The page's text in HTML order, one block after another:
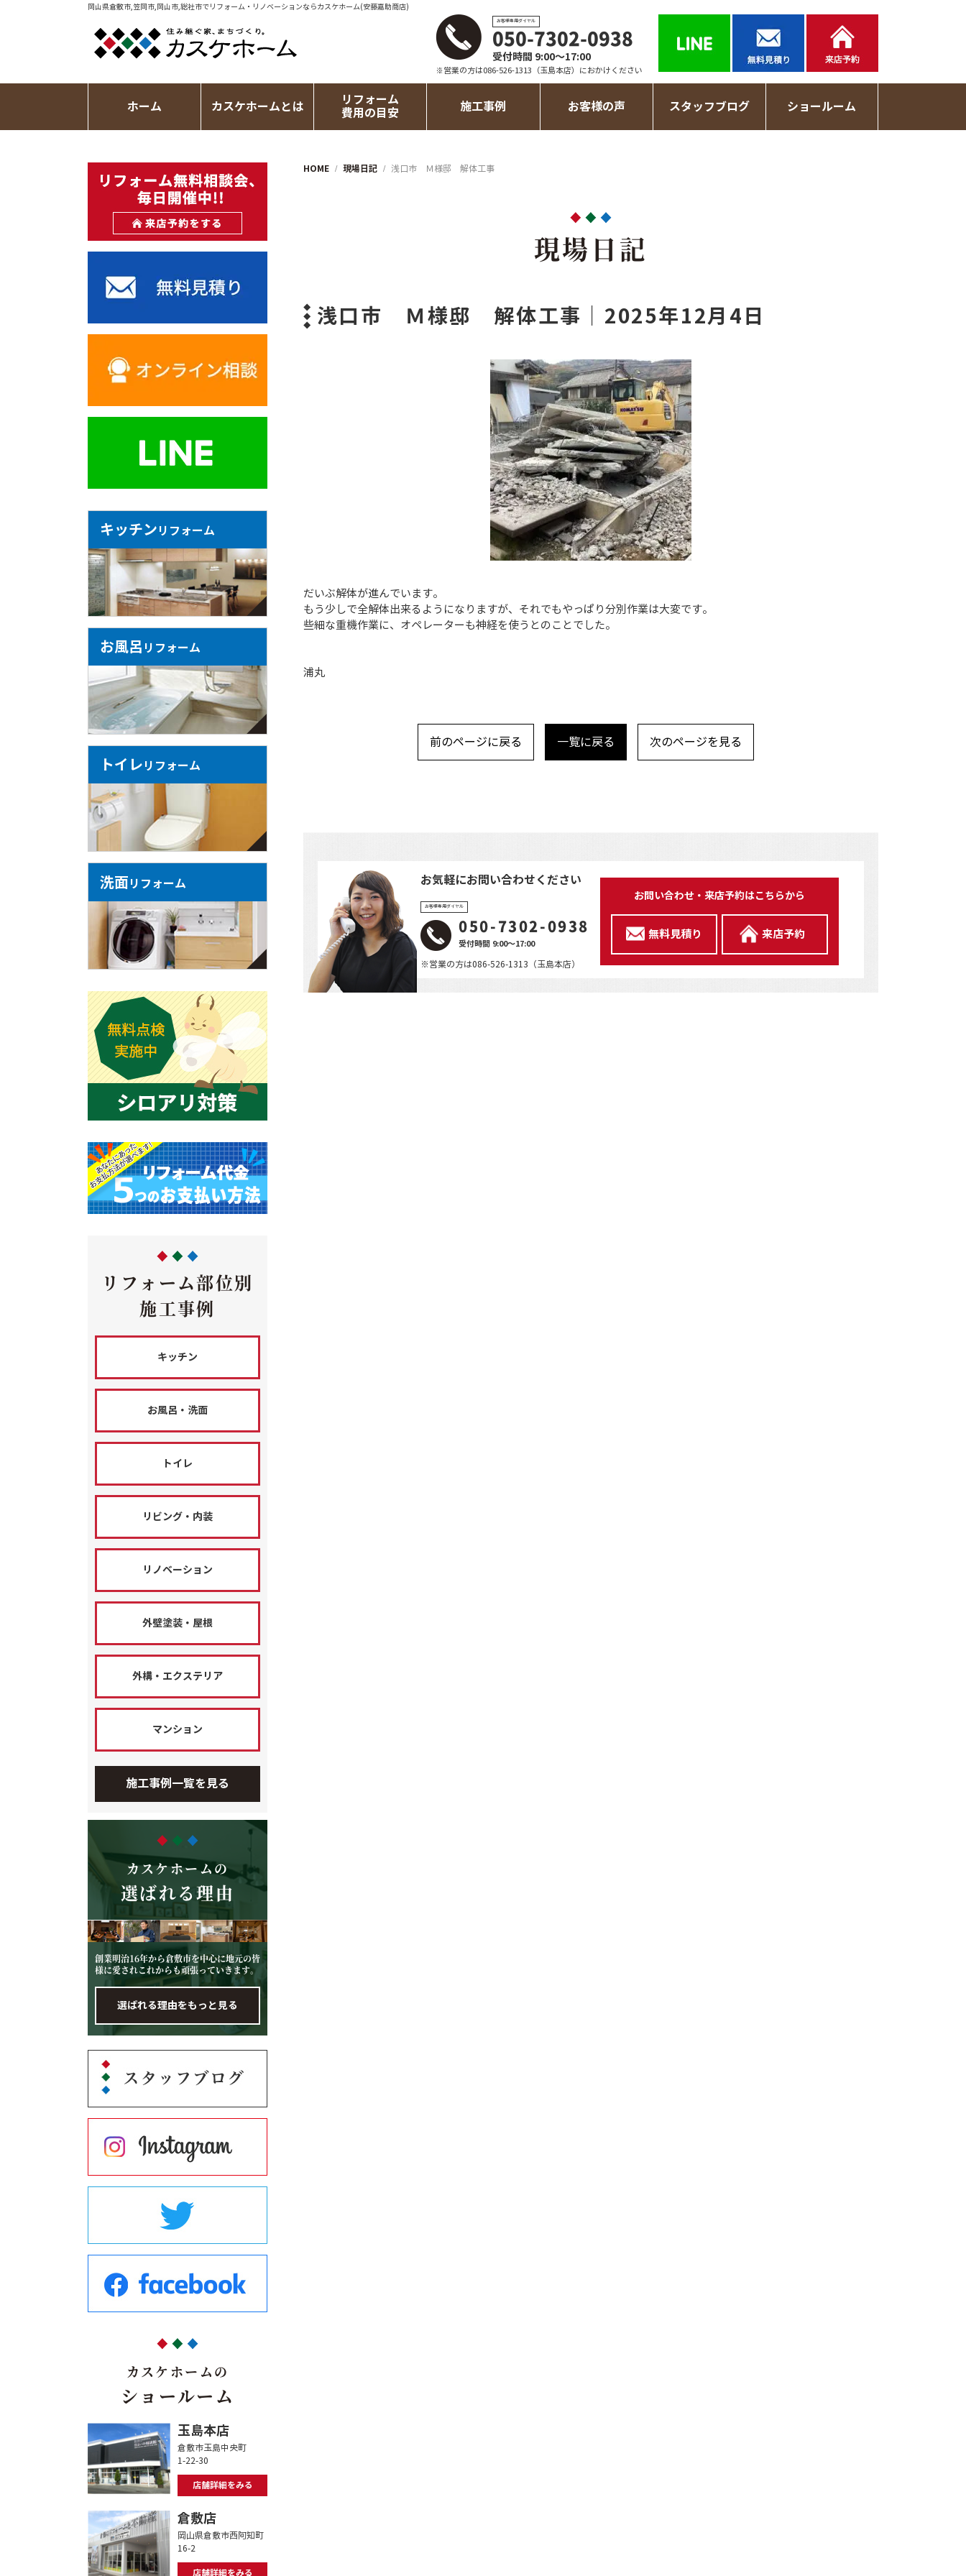
岡山県倉敷市,笠岡市,岡山市,総社市でリフォーム・リノベーションならカスケホーム(安藤嘉助商店)
お客様専用ダイヤル
050-7302-0938
受付時間 9:00～17:00
※営業の方は086-526-1313（玉島本店）におかけください
ホーム カスケホームとは
リフォーム
費用の目安
施工事例 お客様の声 スタッフブログ ショールーム
HOME 現場日記 浅口市 Ｍ様邸 解体工事
現場日記
浅口市 Ｍ様邸 解体工事｜2025年12月4日
だいぶ解体が進んでいます。
もう少しで全解体出来るようになりますが、それでもやっぱり分別作業は大変です。
些細な重機作業に、オペレーターも神経を使うとのことでした。
浦丸
前のページに戻る 一覧に戻る 次のページを見る
お気軽にお問い合わせください
お客様専用ダイヤル
050-7302-0938
受付時間 9:00～17:00
※営業の方は086-526-1313（玉島本店）
お問い合わせ・来店予約はこちらから
無料見積り 来店予約
キッチンリフォーム
お風呂 リフォーム
トイレリフォーム
洗面リフォーム
リフォーム部位別
施工事例
キッチン
お風呂・洗面
トイレ
リビング・内装
リノベーション
外壁塗装・屋根
外構・エクステリア
マンション
施工事例一覧を見る
カスケホームの
選ばれる理由
創業明治16年から倉敷市を中心に地元の皆
様に愛されこれからも頑張っていきます。
選ばれる理由をもっと見る
カスケホームの
ショールーム
玉島本店
倉敷市玉島中央町
1-22-30
店舗詳細をみる
倉敷店
岡山県倉敷市西阿知町
16-2
店舗詳細をみる